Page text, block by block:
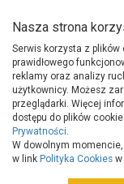
Strona główna
Dachy, rynny i
Deszcz?
Nasza strona
Serwis korzysta z
prawidłowego
reklamy oraz analizy
użytkownicy. Możesz
przeglądarki. Więcej
dostępu do plików
Prywatności.
W dowolnym
w link Polityka Cookies w